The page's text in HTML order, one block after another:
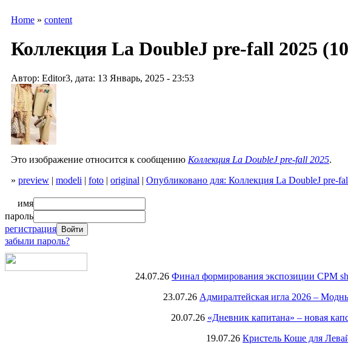
Home » content
Коллекция La DoubleJ pre-fall 2025
Автор: Editor3, дата: 13 Январь, 2025 - 23:53
Это изображение относится к сообщению Коллекция La DoubleJ pre-fall 2025.
» preview | modeli | foto | original | Опубликовано для: Коллекция La DoubleJ pre-
имя
пароль
регистрация
забыли пароль?
24.07.26 Финал формирования экспозиции CPM
23.07.26 Адмиралтейская игла 2026 –
20.07.26 «Дневник капитана» – новая
19.07.26 Кристель Коше для